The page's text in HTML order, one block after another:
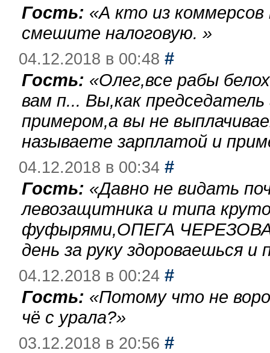
Гость: «А кто из
смешите налоговую. »
04.12.2018 в 00:48 #
Гость: «Олег,все рабы
вам п... Вы,как
примером,а вы не
называете зарплатой и
04.12.2018 в 00:34 #
Гость: «Давно не видать
левозащитника и типа
фуфырями,ОПЕГА
день за руку здороваешься
04.12.2018 в 00:24 #
Гость: «Потому что не
чё с урала?»
03.12.2018 в 20:56 #